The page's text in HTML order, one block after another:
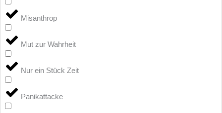
Misanthrop
Mut zur Wahrheit
Nur ein Stück Zeit
Panikattacke